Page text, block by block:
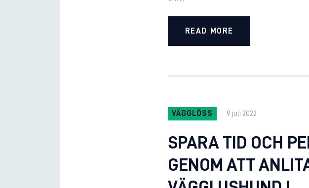
READ MORE
VÄGGLÖSS 9 juli 2022
SPARA TID OCH
GENOM ATT